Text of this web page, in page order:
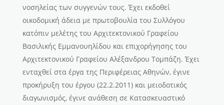
νοσηλείας των συγγενών τους. Έχει εκδοθεί
οικοδομική άδεια με πρωτοβουλία του Συλλόγου
κατόπιν μελέτης του Αρχιτεκτονικού Γραφείου
Βασιλικής Εμμανουηλίδου και επιχορήγησης του
Αρχιτεκτονικού Γραφείου Αλέξανδρου Τομπάζη. Έχει
ενταχθεί στα έργα της Περιφέρειας Αθηνών, έγινε
προκήρυξη του έργου (22.2.2011) και μειοδοτικός
διαγωνισμός, έγινε ανάθεση σε Κατασκευαστικό